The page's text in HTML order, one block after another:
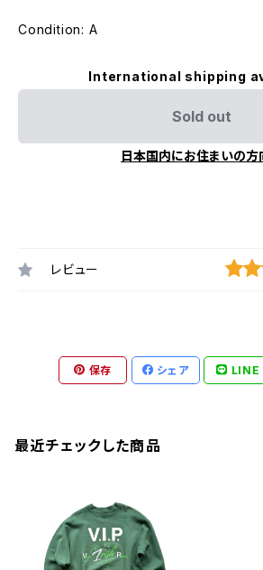
Condition: A
International shipping
Sold out
日本国内にお住まいの方
レビュー
保存 シェア LINE
最近チェックした商品